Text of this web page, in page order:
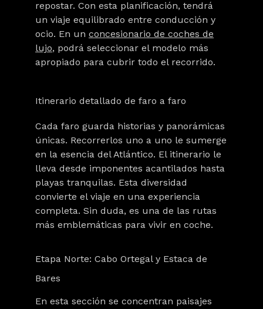
repostar. Con esta planificación, tendrá
un viaje equilibrado entre conducción y
ocio. En un concesionario de coches de
lujo, podrá seleccionar el modelo más
apropiado para cubrir todo el recorrido.
Itinerario detallado de faro a faro
Cada faro guarda historias y panorámicas
únicas. Recorrerlos uno a uno le sumerge
en la esencia del Atlántico. El itinerario le
lleva desde imponentes acantilados hasta
playas tranquilas. Esta diversidad
convierte el viaje en una experiencia
completa. Sin duda, es una de las rutas
más emblemáticas para vivir en coche.
Etapa Norte: Cabo Ortegal y Estaca de
Bares
En esta sección se concentran paisajes